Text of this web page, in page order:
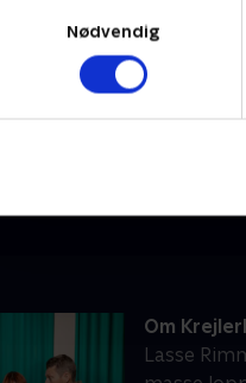
Nødvendig
Om
Lasse